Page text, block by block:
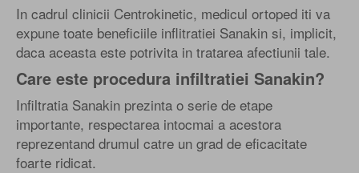
In cadrul clinicii Centrokinetic, medicul ortoped iti va
expune toate beneficiile inflitratiei Sanakin si, implicit,
daca aceasta este potrivita in tratarea afectiunii tale.
Care este procedura infiltratiei Sanakin?
Infiltratia Sanakin prezinta o serie de etape
importante, respectarea intocmai a acestora
reprezentand drumul catre un grad de eficacitate
foarte ridicat.